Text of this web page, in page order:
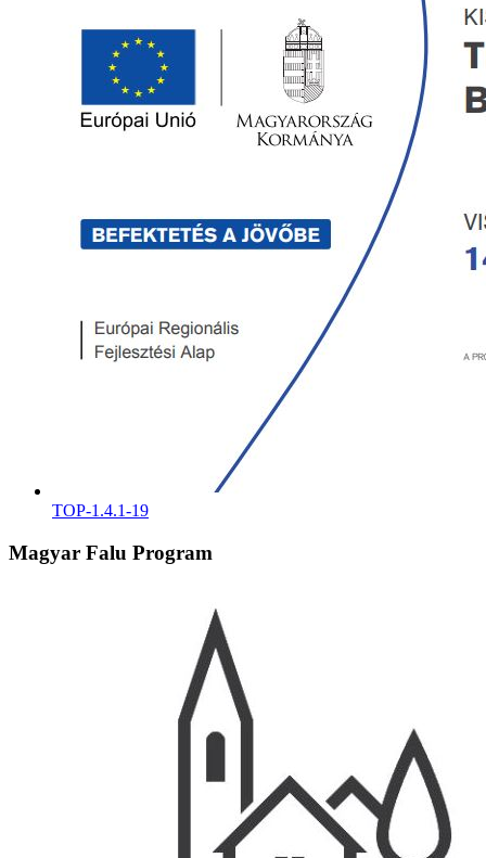
TOP-1.4.1-19
Magyar Falu Program